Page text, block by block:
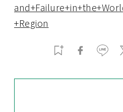
+Region